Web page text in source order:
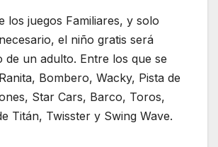
los juegos Familiares, y solo
el niño gratis será
de un adulto. Entre los que se
Bombero, Wacky, Pista de
Star Cars, Barco, Toros,
Titán, Twisster y Swing Wave.